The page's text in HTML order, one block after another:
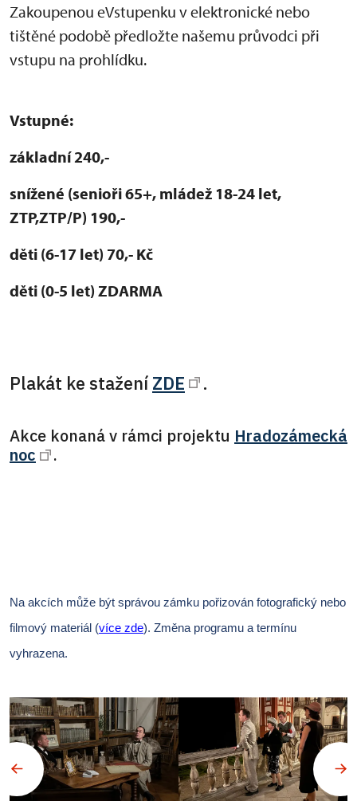
Zakoupenou eVstupenku v elektronické nebo
tištěné podobě předložte našemu průvodci při
vstupu na prohlídku.
Vstupné:
základní 240,-
snížené (senioři 65+, mládež 18-24 let,
ZTP,ZTP/P) 190,-
děti (6-17 let) 70,- Kč
děti (0-5 let) ZDARMA
Plakát ke stažení ZDE .
Akce konaná v rámci projektu Hradozámecká
noc
.
Na akcích může být správou zámku pořizován fotografický nebo
filmový materiál (více zde). Změna programu a termínu
vyhrazena.